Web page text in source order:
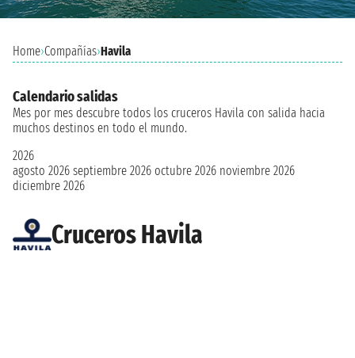
Home›Compañías›Havila
Cruceros Havila
Calendario salidas
Mes por mes descubre todos los cruceros Havila con salida hacia
muchos destinos en todo el mundo.
2026
agosto 2026 septiembre 2026 octubre 2026 noviembre 2026
diciembre 2026